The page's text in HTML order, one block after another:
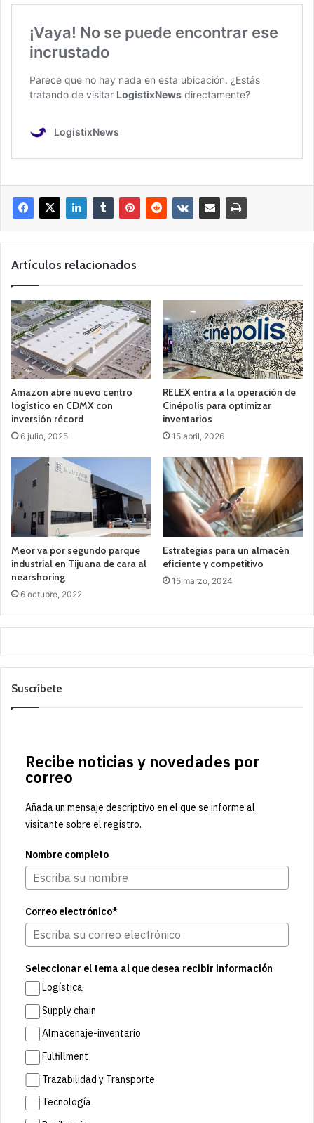
Artículos relacionados
Amazon abre nuevo centro
logístico en CDMX con
inversión récord
6 julio, 2025
RELEX entra a la operación de
Cinépolis para optimizar
inventarios
15 abril, 2026
Meor va por segundo parque
industrial en Tijuana de cara al
nearshoring
6 octubre, 2022
Estrategias para un almacén
eficiente y competitivo
15 marzo, 2024
Suscríbete
Recibe noticias y novedades por
correo
Añada un mensaje descriptivo en el que se informe al
visitante sobre el registro.
Nombre completo
Correo electrónico*
Seleccionar el tema al que desea recibir información
Logística
Supply chain
Almacenaje-inventario
Fulfillment
Trazabilidad y Transporte
Tecnología